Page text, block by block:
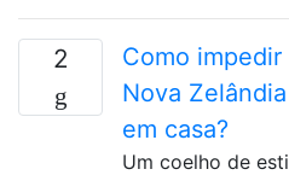
2
Como
Nova
em casa?
Um coelho de